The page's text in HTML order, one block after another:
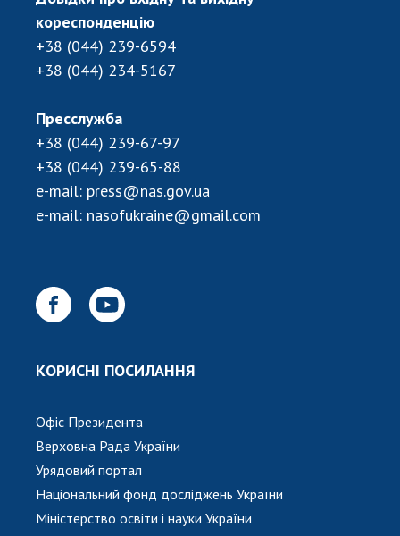
Нормативні акти НАН України
Державний бюджет НАН України
Вибори до складу НАН України
НОВИНИ
ЗАСІДАННЯ ПРЕЗИДІЇ НАН УКРАЇНИ
НАУКОВІ ВИДАННЯ
АКАДЕМІЯ КОМЕНТУЄ
КОНТАКТИ
ПРОФСПІЛКА НАН УКРАЇНИ
кореспонденцію
+38 (044) 239-6594
+38 (044) 234-5167
Пресслужба
+38 (044) 239-67-97
+38 (044) 239-65-88
e-mail: press@nas.gov.ua
e-mail: nasofukraine@gmail.com
КОРИСНІ ПОСИЛАННЯ
Офіс Президента
Верховна Рада України
Урядовий портал
Національний фонд досліджень України
Міністерство освіти і науки України